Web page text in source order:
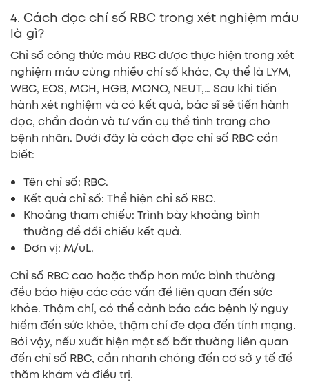
4. Cách đọc chỉ số RBC trong xét nghiệm máu
là gì?
Chỉ số công thức máu RBC được thực hiện trong xét
nghiệm máu cùng nhiều chỉ số khác, Cụ thể là LYM,
WBC, EOS, MCH, HGB, MONO, NEUT,… Sau khi tiến
hành xét nghiệm và có kết quả, bác sĩ sẽ tiến hành
đọc, chẩn đoán và tư vấn cụ thể tình trạng cho
bệnh nhân. Dưới đây là cách đọc chỉ số RBC cần
biết:
Tên chỉ số: RBC.
Kết quả chỉ số: Thể hiện chỉ số RBC.
Khoảng tham chiếu: Trình bày khoảng bình
thường để đối chiếu kết quả.
Đơn vị: M/uL.
Chỉ số RBC cao hoặc thấp hơn mức bình thường
đều báo hiệu các các vấn đề liên quan đến sức
khỏe. Thậm chí, có thể cảnh báo các bệnh lý nguy
hiểm đến sức khỏe, thậm chí đe dọa đến tính mạng.
Bởi vậy, nếu xuất hiện một số bất thường liên quan
đến chỉ số RBC, cần nhanh chóng đến cơ sở y tế để
thăm khám và điều trị.